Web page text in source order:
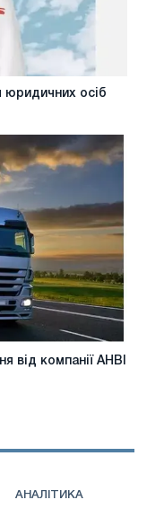
юридичних осіб
від компанії АНВІ
АНАЛІТИКА